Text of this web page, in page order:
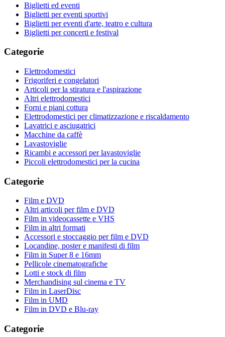
Biglietti ed eventi
Biglietti per eventi sportivi
Biglietti per eventi d'arte, teatro e cultura
Biglietti per concerti e festival
Categorie
Elettrodomestici
Frigoriferi e congelatori
Articoli per la stiratura e l'aspirazione
Altri elettrodomestici
Forni e piani cottura
Elettrodomestici per climatizzazione e riscaldamento
Lavatrici e asciugatrici
Macchine da caffè
Lavastoviglie
Ricambi e accessori per lavastoviglie
Piccoli elettrodomestici per la cucina
Categorie
Film e DVD
Altri articoli per film e DVD
Film in videocassette e VHS
Film in altri formati
Accessori e stoccaggio per film e DVD
Locandine, poster e manifesti di film
Film in Super 8 e 16mm
Pellicole cinematografiche
Lotti e stock di film
Merchandising sul cinema e TV
Film in LaserDisc
Film in UMD
Film in DVD e Blu-ray
Categorie